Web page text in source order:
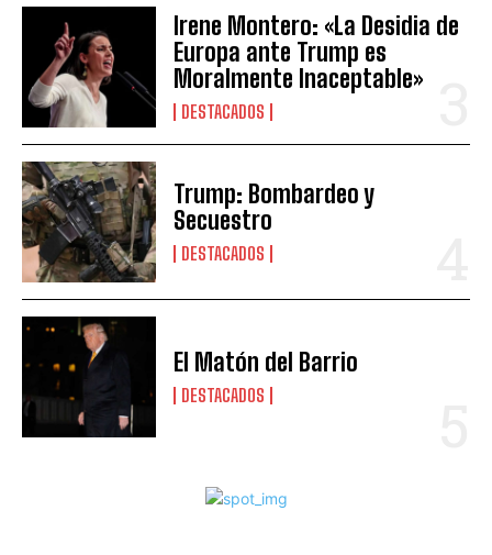
Irene Montero: «La Desidia de
Europa ante Trump es
Moralmente Inaceptable»
DESTACADOS
Trump: Bombardeo y
Secuestro
DESTACADOS
El Matón del Barrio
DESTACADOS